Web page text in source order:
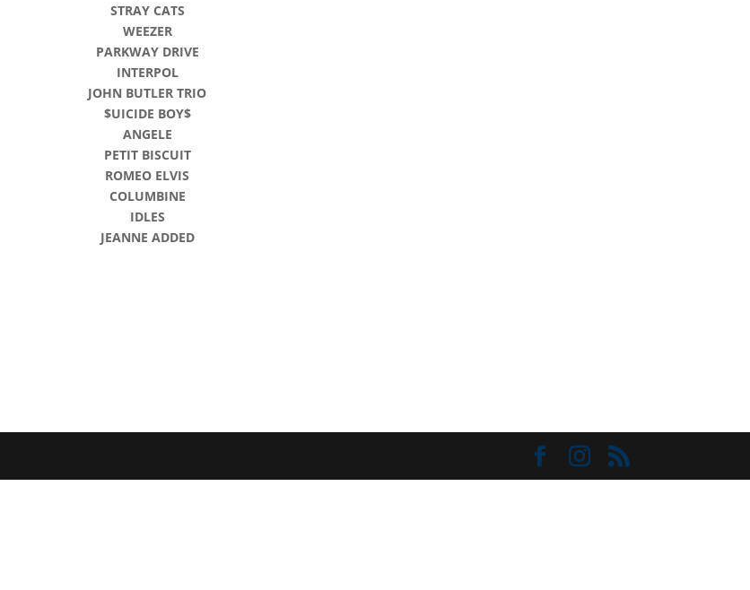
STRAY CATS
WEEZER
PARKWAY DRIVE
INTERPOL
JOHN BUTLER TRIO
$UICIDE BOY$
ANGELE
PETIT BISCUIT
ROMEO ELVIS
COLUMBINE
IDLES
JEANNE ADDED